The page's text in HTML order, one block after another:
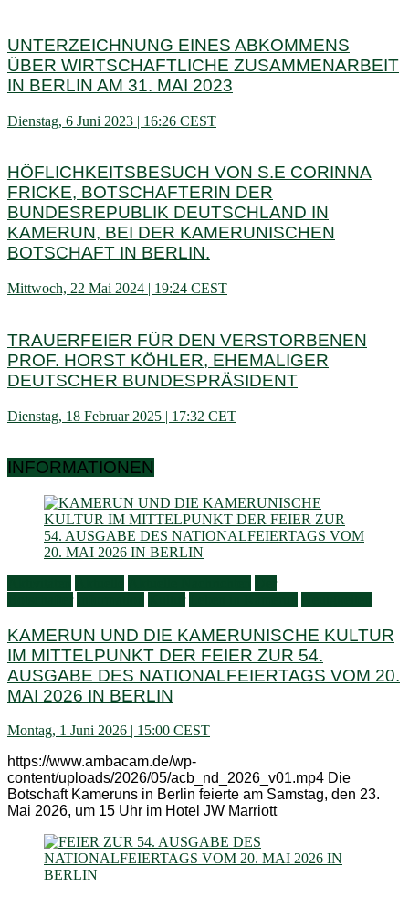
UNTERZEICHNUNG EINES ABKOMMENS
ÜBER WIRTSCHAFTLICHE ZUSAMMENARBEIT
IN BERLIN AM 31. MAI 2023
Dienstag, 6 Juni 2023 | 16:26 CEST
HÖFLICHKEITSBESUCH VON S.E CORINNA
FRICKE, BOTSCHAFTERIN DER
BUNDESREPUBLIK DEUTSCHLAND IN
KAMERUN, BEI DER KAMERUNISCHEN
BOTSCHAFT IN BERLIN.
Mittwoch, 22 Mai 2024 | 19:24 CEST
TRAUERFEIER FÜR DEN VERSTORBENEN
PROF. HORST KÖHLER, EHEMALIGER
DEUTSCHER BUNDESPRÄSIDENT
Dienstag, 18 Februar 2025 | 17:32 CET
INFORMATIONEN
KAMERUN UND DIE KAMERUNISCHE KULTUR
IM MITTELPUNKT DER FEIER ZUR 54.
AUSGABE DES NATIONALFEIERTAGS VOM 20.
MAI 2026 IN BERLIN
Montag, 1 Juni 2026 | 15:00 CEST
https://www.ambacam.de/wp-
content/uploads/2026/05/acb_nd_2026_v01.mp4 Die
Botschaft Kameruns in Berlin feierte am Samstag, den 23.
Mai 2026, um 15 Uhr im Hotel JW Marriott